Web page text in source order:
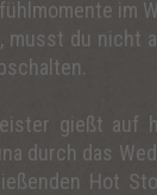
du nicht
gießt
durch das
Hot